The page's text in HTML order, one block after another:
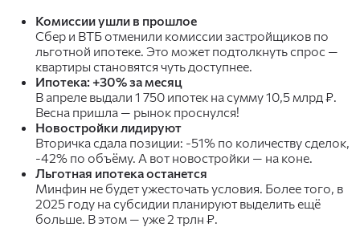
Комиссии ушли в прошлое
Сбер и ВТБ отменили комиссии застройщиков по
льготной ипотеке. Это может подтолкнуть спрос —
квартиры становятся чуть доступнее.
Ипотека: +30% за месяц
В апреле выдали 1 750 ипотек на сумму 10,5 млрд ₽.
Весна пришла — рынок проснулся!
Новостройки лидируют
Вторичка сдала позиции: -51% по количеству сделок,
-42% по объёму. А вот новостройки — на коне.
Льготная ипотека останется
Минфин не будет ужесточать условия. Более того, в
2025 году на субсидии планируют выделить ещё
больше. В этом — уже 2 трлн ₽.